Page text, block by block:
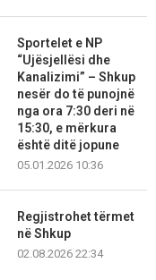
Sportelet e NP
“Ujësjellësi dhe
Kanalizimi” – Shkup
nesër do të punojnë
nga ora 7:30 deri në
15:30, e mërkura
është ditë jopune
05.01.2026 10:36
Regjistrohet tërmet
në Shkup
02.08.2026 22:34